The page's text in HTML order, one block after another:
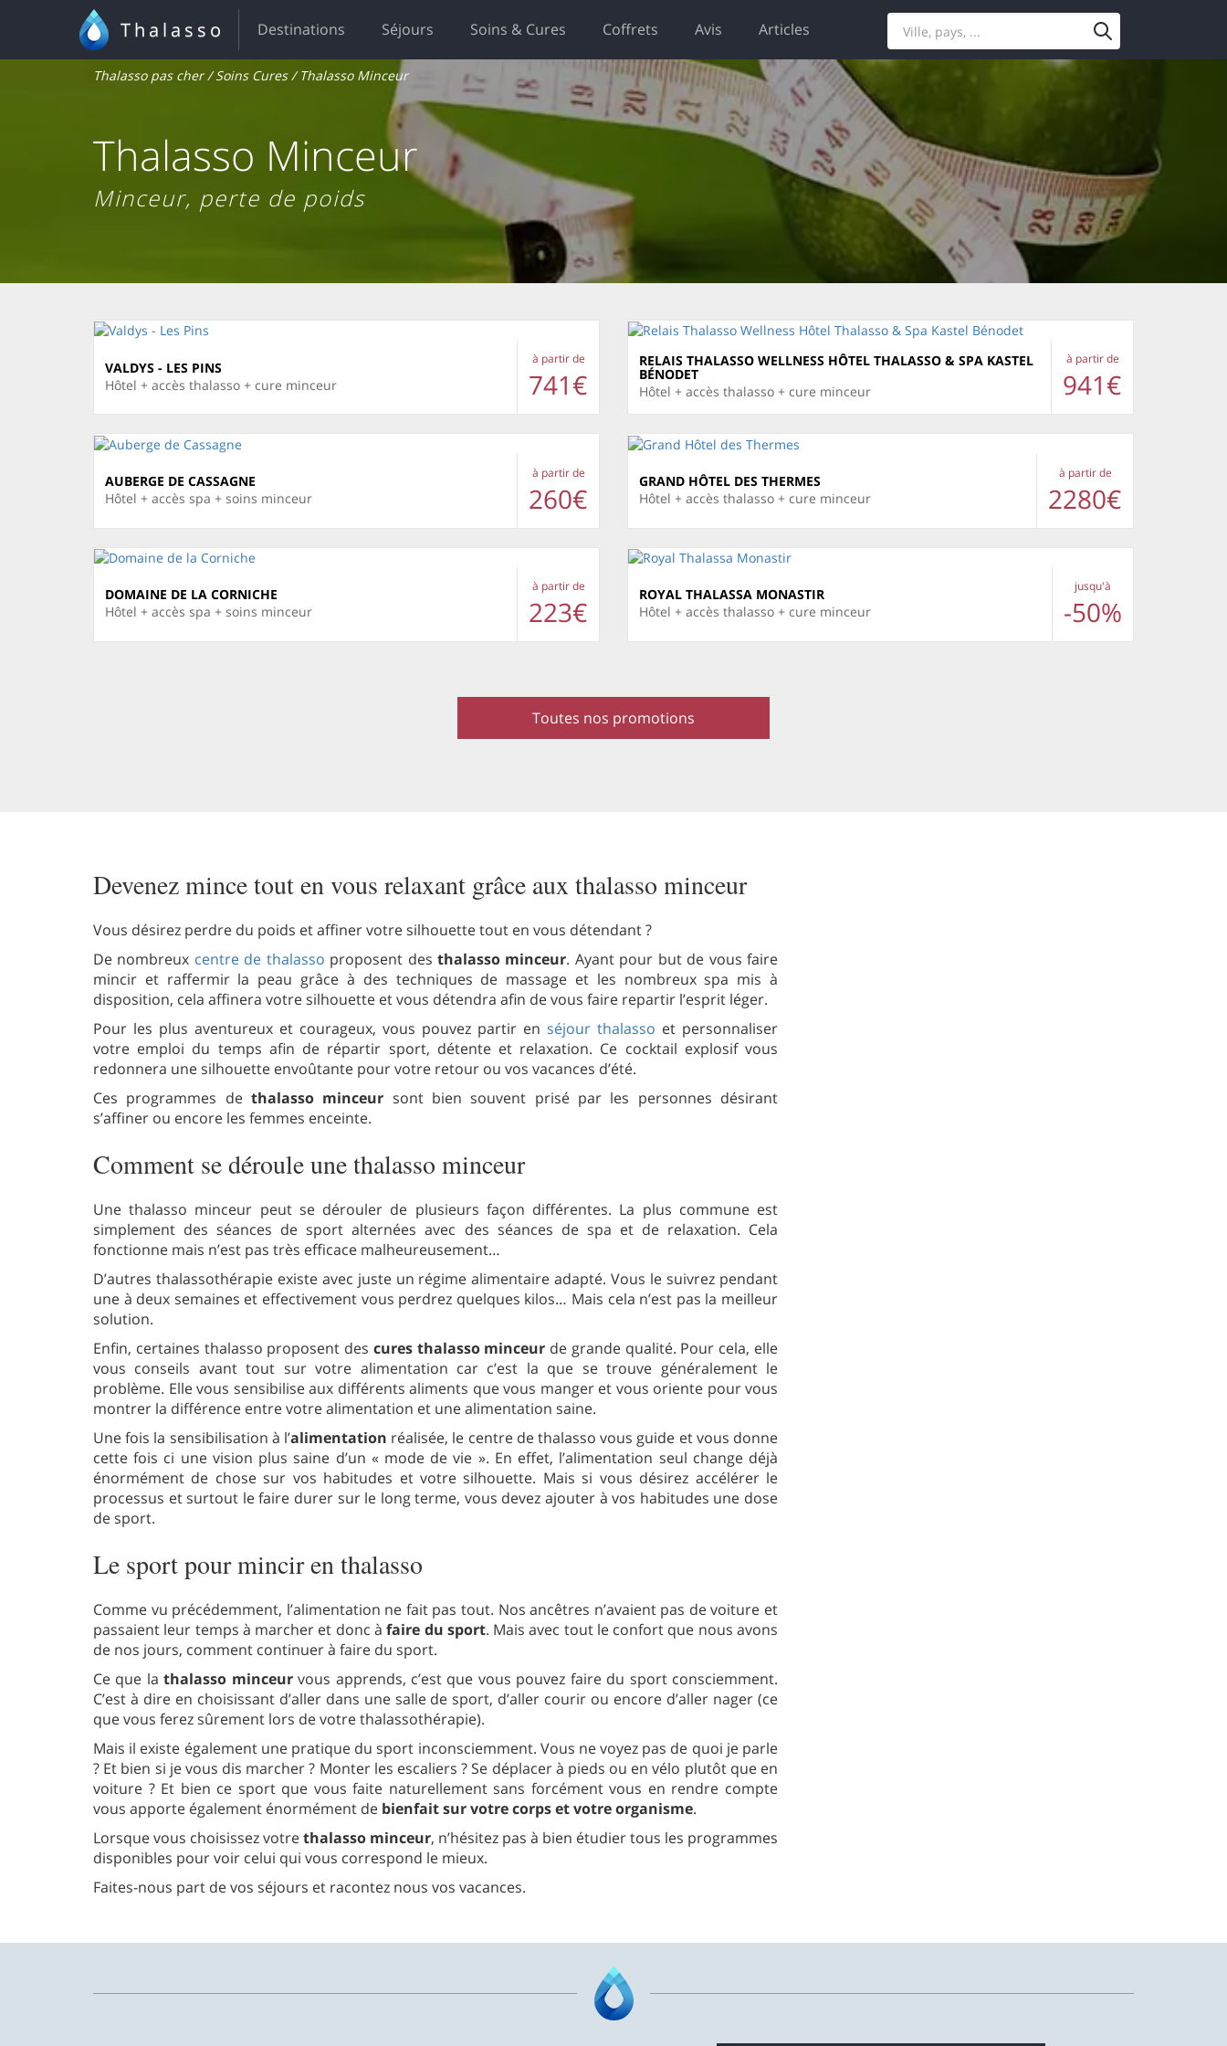
Thalasso Destinations Séjours Soins & Cures Coffrets Avis Articles
Thalasso Minceur
Minceur, perte de poids
Thalasso pas cher/Soins Cures/ Thalasso Minceur
VALDYS - LES PINS
Hôtel + accès thalasso + cure minceur
à partir de
741€
RELAIS THALASSO WELLNESS HÔTEL THALASSO & SPA KASTEL
BÉNODET
Hôtel + accès thalasso + cure minceur
à partir de
941€
AUBERGE DE CASSAGNE
Hôtel + accès spa + soins minceur
à partir de
260€
GRAND HÔTEL DES THERMES
Hôtel + accès thalasso + cure minceur
à partir de
2280€
DOMAINE DE LA CORNICHE
Hôtel + accès spa + soins minceur
à partir de
223€
ROYAL THALASSA MONASTIR
Hôtel + accès thalasso + cure minceur
jusqu'à
-50%
Toutes nos promotions
Devenez mince tout en vous relaxant grâce aux thalasso minceur
Vous désirez perdre du poids et affiner votre silhouette tout en vous détendant ?
De nombreux centre de thalasso proposent desthalasso minceur. Ayant pour but de vous faire
mincir et raffermir la peau grâce à des techniques de massage et les nombreux spa mis à
disposition, cela affinera votre silhouette et vous détendra afin de vous faire repartir l’esprit léger.
Pour les plus aventureux et courageux, vous pouvez partir en séjour thalasso et personnaliser
votre emploi du temps afin de répartir sport, détente et relaxation. Ce cocktail explosif vous
redonnera une silhouette envoûtante pour votre retour ou vos vacances d’été.
Ces programmes de thalasso minceur sont bien souvent prisé par les personnes désirant
s’affiner ou encore les femmes enceinte.
Comment se déroule une thalasso minceur
Une thalasso minceur peut se dérouler de plusieurs façon différentes. La plus commune est
simplement des séances de sport alternées avec des séances de spa et de relaxation. Cela
fonctionne mais n’est pas très efficace malheureusement…
D’autres thalassothérapie existe avec juste un régime alimentaire adapté. Vous le suivrez pendant
une à deux semaines et effectivement vous perdrez quelques kilos… Mais cela n’est pas la meilleur
solution.
Enfin, certaines thalasso proposent des cures thalasso minceur de grande qualité. Pour cela, elle
vous conseils avant tout sur votre alimentation car c’est la que se trouve généralement le
problème. Elle vous sensibilise aux différents aliments que vous manger et vous oriente pour vous
montrer la différence entre votre alimentation et une alimentation saine.
Une fois la sensibilisation à l’alimentation réalisée, le centre de thalasso vous guide et vous donne
cette fois ci une vision plus saine d’un « mode de vie ». En effet, l’alimentation seul change déjà
énormément de chose sur vos habitudes et votre silhouette. Mais si vous désirez accélérer le
processus et surtout le faire durer sur le long terme, vous devez ajouter à vos habitudes une dose
de sport.
Le sport pour mincir en thalasso
Comme vu précédemment, l’alimentation ne fait pas tout. Nos ancêtres n’avaient pas de voiture et
passaient leur temps à marcher et donc àfaire du sport. Mais avec tout le confort que nous avons
de nos jours, comment continuer à faire du sport.
Ce que lathalasso minceurvous apprends, c’est que vous pouvez faire du sport consciemment.
C’est à dire en choisissant d’aller dans une salle de sport, d’aller courir ou encore d’aller nager (ce
que vous ferez sûrement lors de votre thalassothérapie).
Mais il existe également une pratique du sport inconsciemment. Vous ne voyez pas de quoi je parle
? Et bien si je vous dis marcher ? Monter les escaliers ? Se déplacer à pieds ou en vélo plutôt que en
voiture ? Et bien ce sport que vous faite naturellement sans forcément vous en rendre compte
vous apporte également énormément de bienfait sur votre corps et votre organisme.
Lorsque vous choisissez votrethalasso minceur, n’hésitez pas à bien étudier tous les programmes
disponibles pour voir celui qui vous correspond le mieux.
Faites-nous part de vos séjours et racontez nous vos vacances.